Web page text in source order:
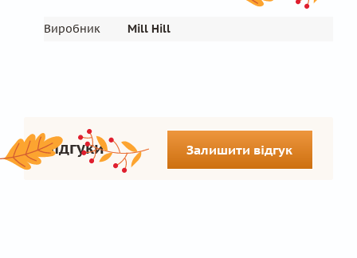
Виробник Mill Hill
Відгуки Залишити відгук